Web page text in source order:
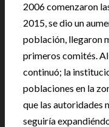
2006 comenzaron
2015, se dio un
población, llegaron
primeros comités.
continuó; la
poblaciones en la
que las autoridades
seguiría